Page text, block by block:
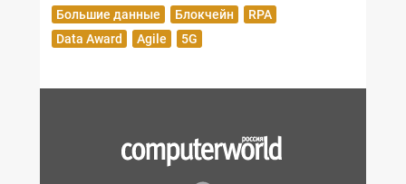
Большие данные
Блокчейн
RPA
Data Award
Agile 5G